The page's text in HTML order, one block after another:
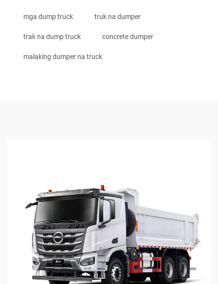
mga dump truck truk na dumper
trak na dump truck concrete dumper
malaking dumper na truck